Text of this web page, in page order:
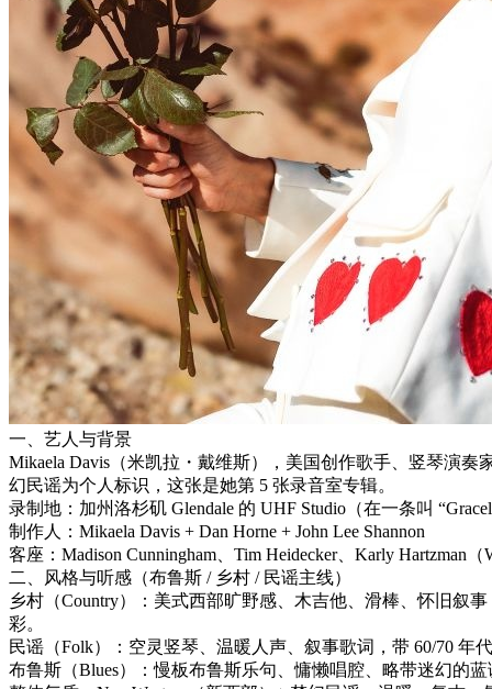
一、艺人与背景
Mikaela Davis（米凯拉・戴维斯），美国创作歌手、竖琴演
幻民谣为个人标识，这张是她第 5 张录音室专辑。
录制地：加州洛杉矶 Glendale 的 UHF Studio（在一条叫
制作人：Mikaela Davis + Dan Horne + John Lee Shannon
客座：Madison Cunningham、Tim Heidecker、Karly Hartzman（
二、风格与听感（布鲁斯 / 乡村 / 民谣主线）
乡村（Country）：美式西部旷野感、木吉他、滑棒、怀旧叙事
彩。
民谣（Folk）：空灵竖琴、温暖人声、叙事歌词，带 60/70 年
布鲁斯（Blues）：慢板布鲁斯乐句、慵懒唱腔、略带迷幻的